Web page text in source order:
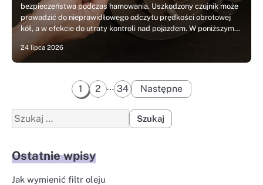
bezpieczeństwa podczas hamowania. Uszkodzony czujnik może
prowadzić do nieprawidłowego odczytu prędkości obrotowej
kół, a w efekcie do utraty kontroli nad pojazdem. W poniższym…
24 lipca 2026
Stronicowanie
wpisów
1 2 … 34 Następne
Szukaj:
Ostatnie wpisy
Jak wymienić filtr oleju